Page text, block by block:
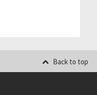
Back to top